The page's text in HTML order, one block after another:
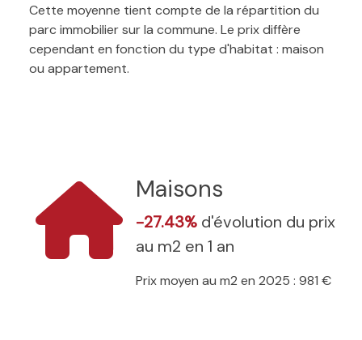
Cette moyenne tient compte de la répartition du
parc immobilier sur la commune. Le prix diffère
cependant en fonction du type d'habitat : maison
ou appartement.
Maisons
-27.43% d'évolution du prix
au m2 en 1 an
Prix moyen au m2 en 2025 : 981 €